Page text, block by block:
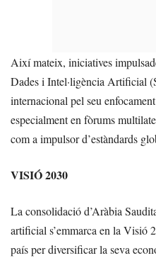
Així mateix, iniciatives
Dades i Intel·ligència Artificial
internacional pel seu
especialment en fòrums
com a impulsor d’estàndards
VISIÓ 2030
La consolidació d’Aràbia
artificial s’emmarca en la Visió
país per diversificar la seva